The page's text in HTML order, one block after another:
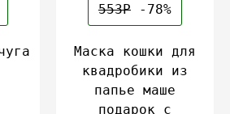
553Р -78%
Маска кошки для
квадробики из
папье маше
подарок с